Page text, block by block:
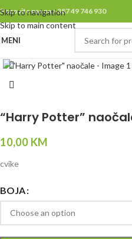
Skip to navigation
Skip to main content
Pozovite nas na +387 49 746 930
MENI
Click to enlarge
“Harry Potter”
10,00 KM
cvike
BOJA